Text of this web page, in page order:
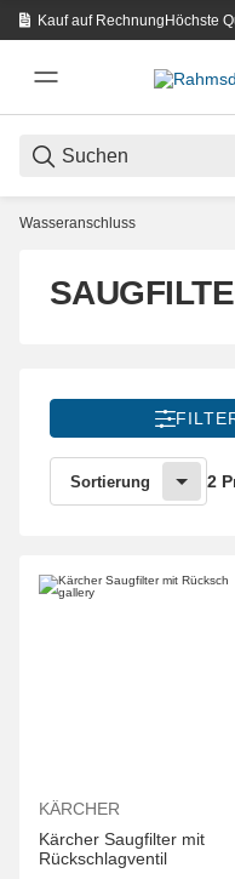
Kauf auf RechnungHöchste
Wasseranschluss
Sortierung 2
KÄRCHER
Kärcher Saugfilter mit
Rückschlagventil